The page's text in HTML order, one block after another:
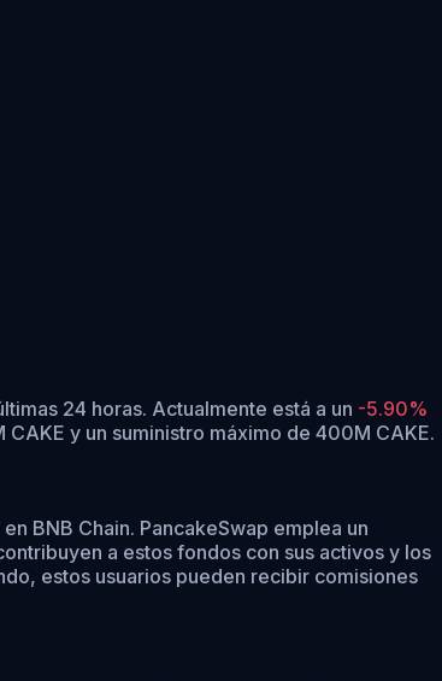
24 horas. Actualmente está a un -5.90%
y un suministro máximo de 400M CAKE.
BNB Chain. PancakeSwap emplea un
a estos fondos con sus activos y los
estos usuarios pueden recibir comisiones